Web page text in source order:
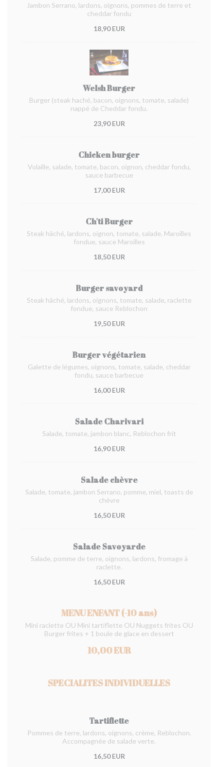
Jambon Serrano, lardons, oignons, pommes de terre et
cheddar fondu
18,90 EUR
Welsh Burger
Burger (steak haché, bacon, oignons, tomate, salade)
nappé de Cheddar fondu.
23,90 EUR
Chicken burger
Volaille, salade, tomate, bacon, oignon, cheddar fondu,
sauce barbecue
17,00 EUR
Ch'ti Burger
Steak hâché, lardons, oignon, tomate, salade, Maroilles
fondue, sauce Maroilles
18,50 EUR
Burger savoyard
Steak hâché, lardons, oignons, tomate, salade, raclette
fondue, sauce Reblochon
19,50 EUR
Burger végétarien
Galette de légumes, oignons, tomate, salade, cheddar
fondu, sauce barbecue
16,00 EUR
Salade Charivari
Salade, tomate, jambon blanc, Reblochon frit
16,90 EUR
Salade chèvre
Salade, tomate, jambon Serrano, pomme, miel, toasts de
chèvre
16,50 EUR
Salade Savoyarde
Salade, pomme de terre, oignons, lardons, fromage à
raclette.
16,50 EUR
MENU ENFANT (-10 ans)
Mini raclette OU Mini tartiflette OU Nuggets frites OU
Burger frites + 1 boule de glace en dessert
10,00 EUR
SPECIALITES INDIVIDUELLES
Tartiflette
Pommes de terre, lardons, oignons, crème, Reblochon.
Accompagnée de salade verte.
16,50 EUR